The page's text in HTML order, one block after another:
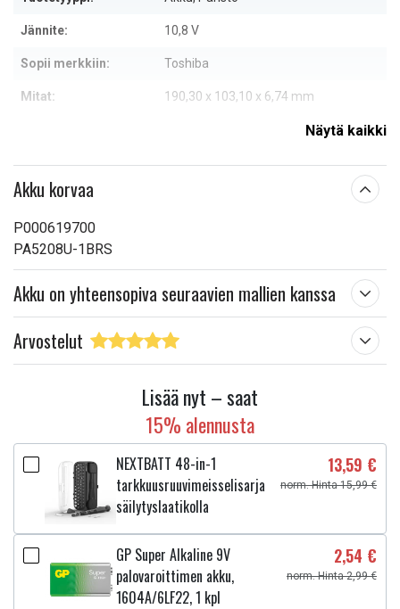
Jännite: 10,8 V
Sopii merkkiin: Toshiba
Mitat: 190,30 x 103,10 x 6,74 mm
Näytä kaikki
Akku korvaa
P000619700
PA5208U-1BRS
Akku on yhteensopiva seuraavien mallien kanssa
Arvostelut
Lisää nyt – saat
15% alennusta
NEXTBATT 48-in-1
tarkkuusruuvimeisselisarja
säilytyslaatikolla
13,59 €
norm. Hinta 15,99 €
GP Super Alkaline 9V
palovaroittimen akku,
1604A/6LF22, 1 kpl
2,54 €
norm. Hinta 2,99 €